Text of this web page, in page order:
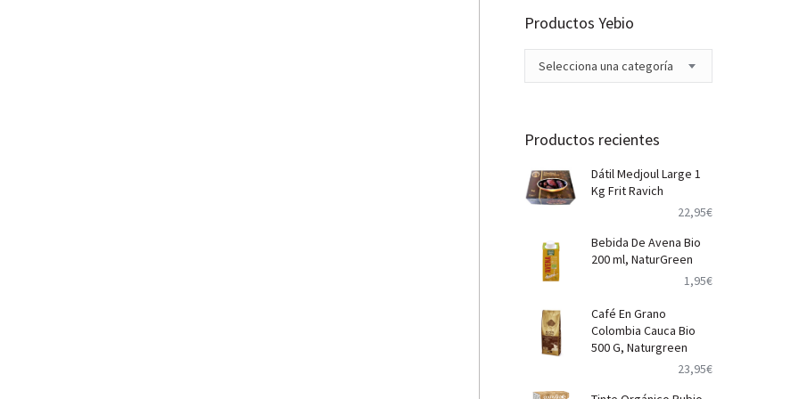
Productos Yebio
Selecciona una categoría
Productos recientes
Dátil Medjoul Large 1
Kg Frit Ravich
22,95€
Bebida De Avena Bio
200 ml, NaturGreen
1,95€
Café En Grano
Colombia Cauca Bio
500 G, Naturgreen
23,95€